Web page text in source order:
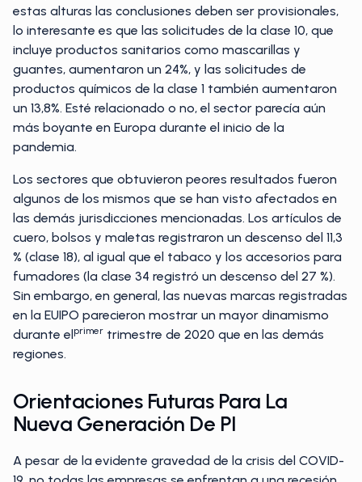
estas alturas las conclusiones deben ser provisionales,
lo interesante es que las solicitudes de la clase 10, que
incluye productos sanitarios como mascarillas y
guantes, aumentaron un 24%, y las solicitudes de
productos químicos de la clase 1 también aumentaron
un 13,8%. Esté relacionado o no, el sector parecía aún
más boyante en Europa durante el inicio de la
pandemia.
Los sectores que obtuvieron peores resultados fueron
algunos de los mismos que se han visto afectados en
las demás jurisdicciones mencionadas. Los artículos de
cuero, bolsos y maletas registraron un descenso del 11,3
% (clase 18), al igual que el tabaco y los accesorios para
fumadores (la clase 34 registró un descenso del 27 %).
Sin embargo, en general, las nuevas marcas registradas
en la EUIPO parecieron mostrar un mayor dinamismo
durante elprimer trimestre de 2020 que en las demás
regiones.
Orientaciones Futuras Para La
Nueva Generación De PI
A pesar de la evidente gravedad de la crisis del COVID-